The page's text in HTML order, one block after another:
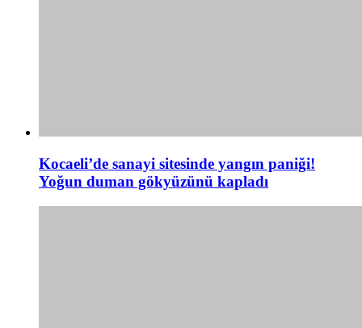
Kocaeli’de sanayi sitesinde yangın paniği!
Yoğun duman gökyüzünü kapladı